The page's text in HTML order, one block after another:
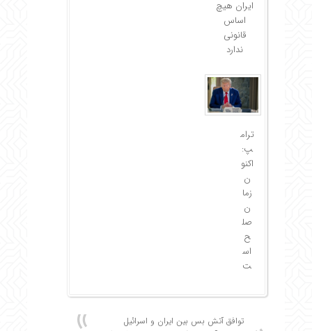
ایران هیچ
اساس
قانونی
ندارد
ترام
پ:
اکنو
ن
زما
ن
صل
ح
اس
ت
توافق آتش بس بین ایران و اسرائیل